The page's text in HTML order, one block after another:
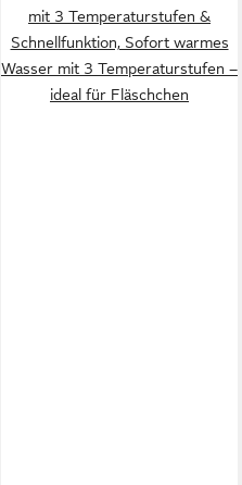
mit 3 Temperaturstufen &
Schnellfunktion, Sofort warmes
Wasser mit 3 Temperaturstufen –
ideal für Fläschchen